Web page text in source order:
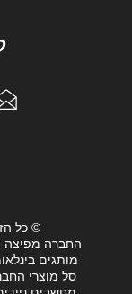
© כל
החברה מפיצה
מותגים
סל מוצרי